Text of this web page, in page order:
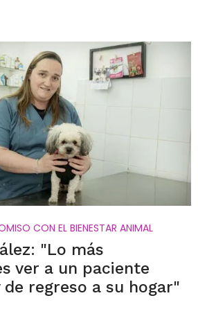
CON EL BIENESTAR ANIMAL
"Lo más
ver a un paciente
regreso a su hogar"